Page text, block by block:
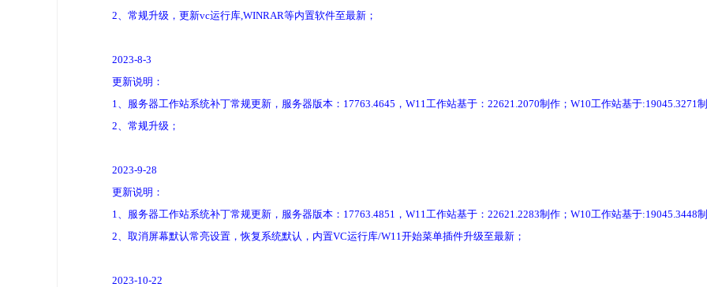
2、常规升级，更新vc运行库,WINRAR等内置软件至最新；
2023-8-3
更新说明：
1、服务器工作站系统补丁常规更新，服务器版本：17763.4645，W11工作站基于：22621.2070制作；W10工作站基于:19045.3271制
2、常规升级；
2023-9-28
更新说明：
1、服务器工作站系统补丁常规更新，服务器版本：17763.4851，W11工作站基于：22621.2283制作；W10工作站基于:19045.3448制
2、取消屏幕默认常亮设置，恢复系统默认，内置VC运行库/W11开始菜单插件升级至最新；
2023-10-22